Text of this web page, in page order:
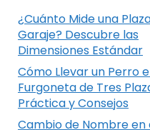
¿Cuánto Mide una
Garaje? Descubre las
Dimensiones Estándar
Cómo Llevar un Perro
Furgoneta de Tres
Práctica y Consejos
Cambio de Nombre en